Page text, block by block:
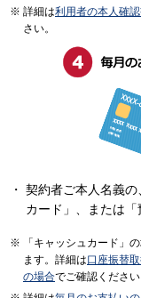
詳細は利用者の本人確
さい。
契約者ご本人名義
カード」、または「
「キャッシュカード」
ます。詳細は口座振替
の場合でご確認ください